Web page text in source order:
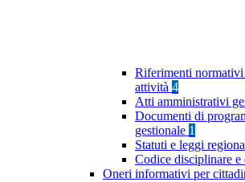
Riferimenti normativi
attività 4
Atti amministrativi
Documenti di
gestionale 1
Statuti e leggi
Codice disciplinare e
Oneri informativi per